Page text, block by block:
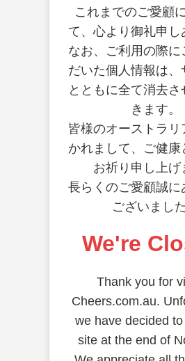
これまでのご愛顧
て、心より御礼申し
なお、ご利用の際に
だいた個人情報は、
とともに全て消去
きます。
皆様のオーストラリ
かれまして、ご健康
お祈り申し上げ
長らくのご愛顧誠に
ございました
We're
Thank you for
Cheers.com.au.
we have decided
site at the end of